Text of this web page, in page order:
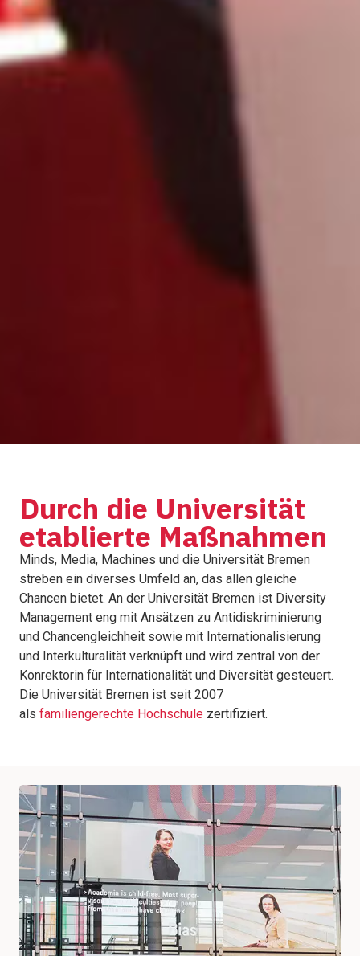
Durch die Universität
etablierte Maßnahmen
Minds, Media, Machines und die Universität Bremen
streben ein diverses Umfeld an, das allen gleiche
Chancen bietet. An der Universität Bremen ist Diversity
Management eng mit Ansätzen zu Antidiskriminierung
und Chancengleichheit sowie mit Internationalisierung
und Interkulturalität verknüpft und wird zentral von der
Konrektorin für Internationalität und Diversität gesteuert.
Die Universität Bremen ist seit 2007
als familiengerechte Hochschule zertifiziert.